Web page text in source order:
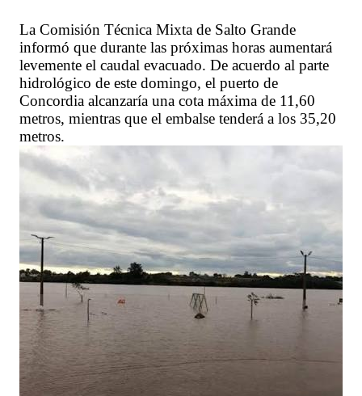
La Comisión Técnica Mixta de Salto Grande
informó que durante las próximas horas aumentará
levemente el caudal evacuado. De acuerdo al parte
hidrológico de este domingo, el puerto de
Concordia alcanzaría una cota máxima de 11,60
metros, mientras que el embalse tenderá a los 35,20
metros.